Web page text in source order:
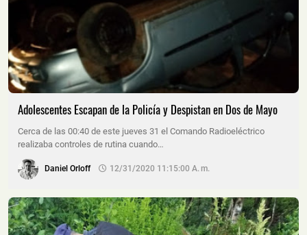
Adolescentes Escapan de la Policía y Despistan en Dos de Mayo
Cerca de las 00:40 de este jueves 31 el Comando Radioeléctrico
realizaba controles de rutina cuando…
Daniel Orloff 12/31/2020 11:15:00 A. M.